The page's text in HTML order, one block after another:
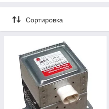
Samsung и LG.
Сортировка